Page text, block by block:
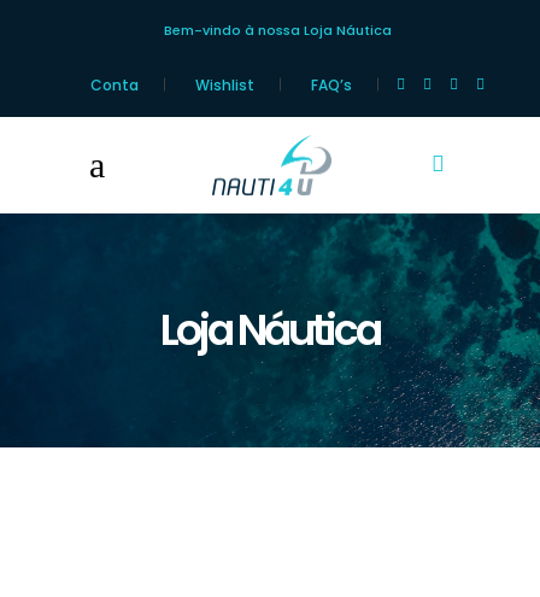
Bem-vindo à nossa Loja Náutica
Conta Wishlist FAQ’s
Loja Náutica